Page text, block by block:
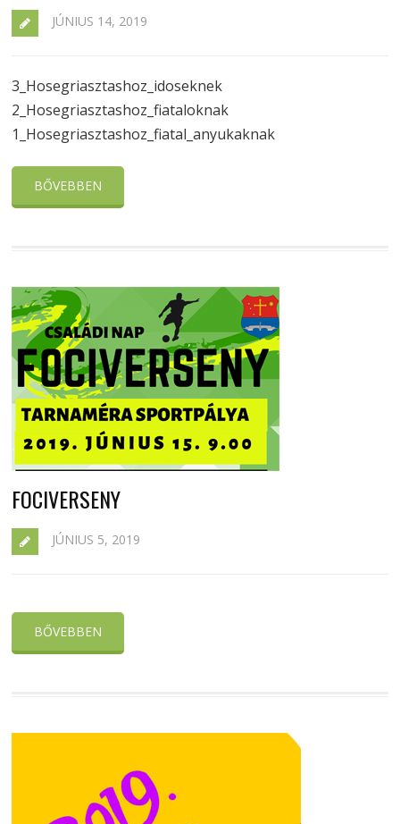
JÚNIUS 14, 2019
3_Hosegriasztashoz_idoseknek
2_Hosegriasztashoz_fiataloknak
1_Hosegriasztashoz_fiatal_anyukaknak
BŐVEBBEN
FOCIVERSENY
JÚNIUS 5, 2019
BŐVEBBEN